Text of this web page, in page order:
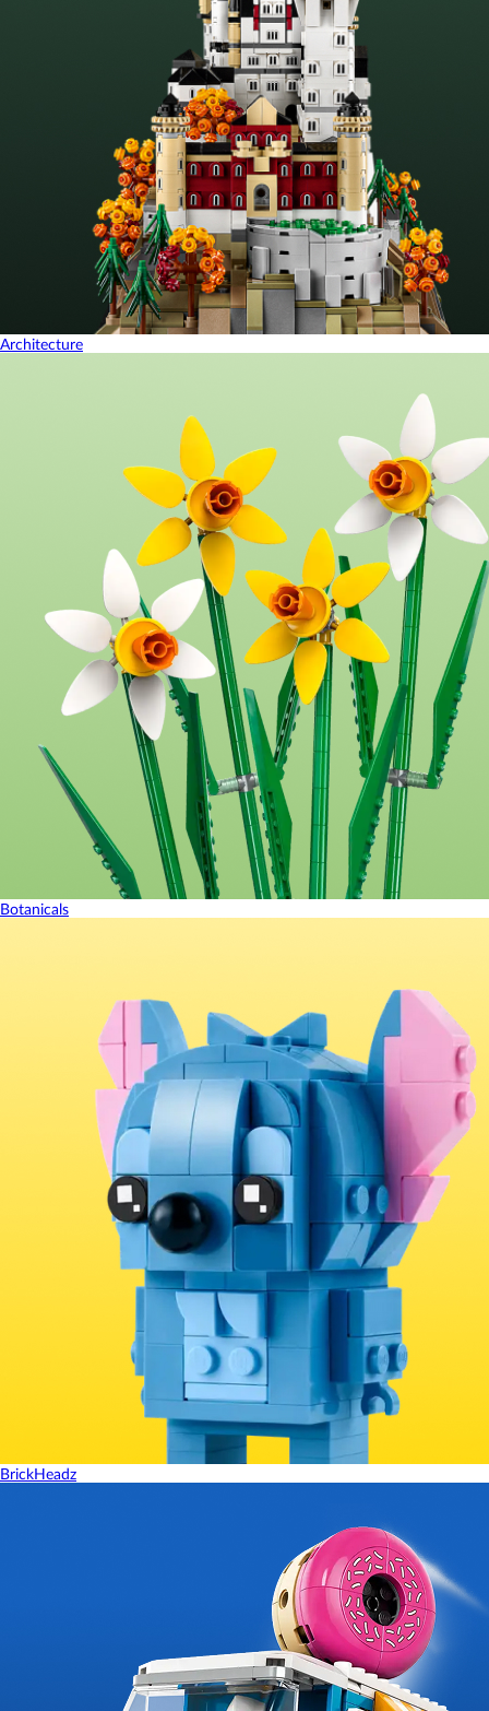
Architecture
Botanicals
BrickHeadz